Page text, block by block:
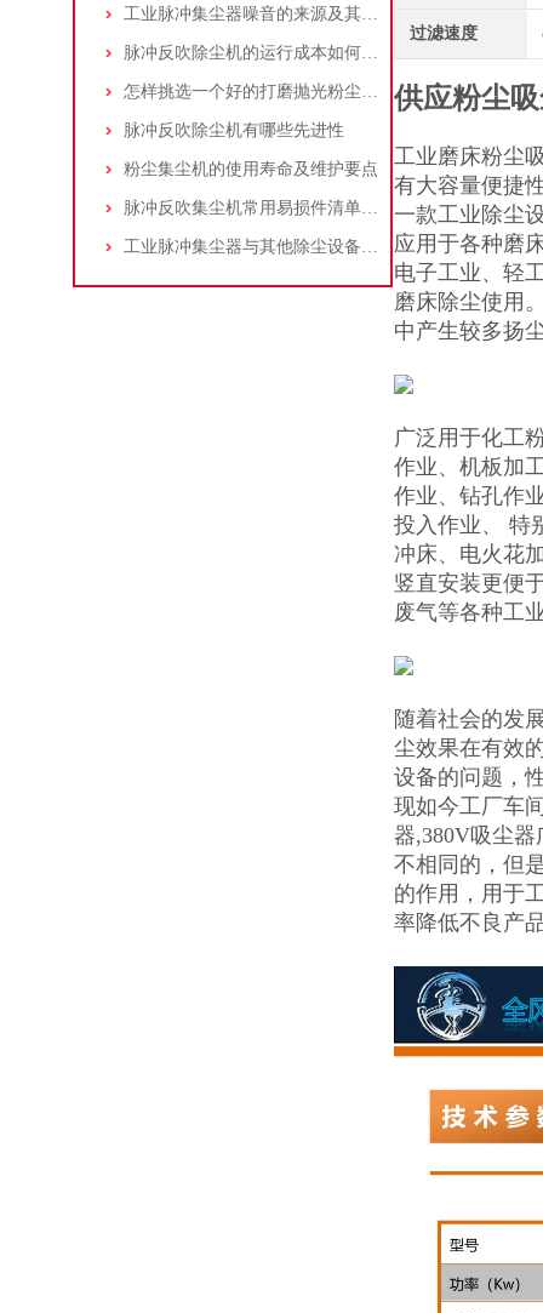
工业脉冲集尘器噪音的来源及其控制策略
脉冲反吹除尘机的运行成本如何控制和优化？
怎样挑选一个好的打磨抛光粉尘吸尘器
脉冲反吹除尘机有哪些先进性
粉尘集尘机的使用寿命及维护要点
脉冲反吹集尘机常用易损件清单与更换周期建议
工业脉冲集尘器与其他除尘设备的比较
过滤速度
供应粉尘
工业磨床粉尘
有大容量便捷
一款工业除尘
应用于各种磨
电子工业、轻
磨床除尘使用
中产生较多扬
广泛用于化工
作业、机板加
作业、钻孔作
投入作业、 特
冲床、电火花
竖直安装更便
废气等各种工
随着社会的发
尘效果在有效
设备的问题，
现如今工厂车
器,380V吸尘
不相同的，但
的作用，用于
率降低不良产